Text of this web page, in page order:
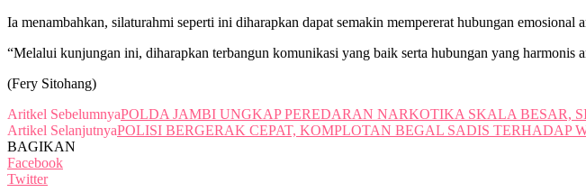
Ia menambahkan, silaturahmi seperti ini diharapkan dapat semakin mempererat hubungan emosional
“Melalui kunjungan ini, diharapkan terbangun komunikasi yang baik serta hubungan yang harmonis
(Fery Sitohang)
Aritkel SebelumnyaPOLDA JAMBI UNGKAP PEREDARAN NARKOTIKA SKALA BESAR,
Artikel SelanjutnyaPOLISI BERGERAK CEPAT, KOMPLOTAN BEGAL SADIS
BAGIKAN
Facebook
Twitter